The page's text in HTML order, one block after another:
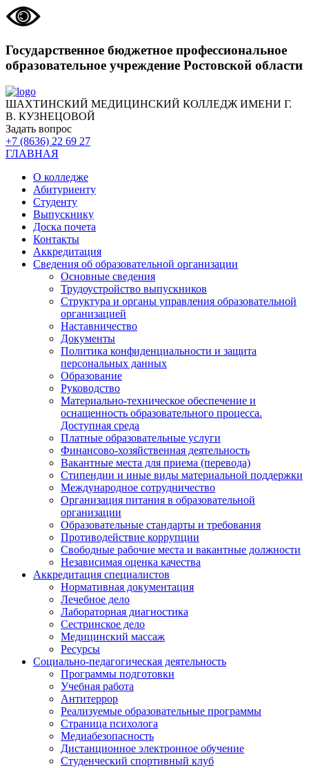
Государственное бюджетное профессиональное
образовательное учреждение Ростовской области
ШАХТИНСКИЙ МЕДИЦИНСКИЙ КОЛЛЕДЖ ИМЕНИ Г.
В. КУЗНЕЦОВОЙ
Задать вопрос
+7 (8636) 22 69 27
ГЛАВНАЯ
О колледже
Абитуриенту
Студенту
Выпускнику
Доска почета
Контакты
Аккредитация
Сведения об образовательной организации
Основные сведения
Трудоустройство выпускников
Структура и органы управления образовательной
организацией
Наставничество
Документы
Политика конфиденциальности и защита
персональных данных
Образование
Руководство
Материально-техническое обеспечение и
оснащенность образовательного процесса.
Доступная среда
Платные образовательные услуги
Финансово-хозяйственная деятельность
Вакантные места для приема (перевода)
Стипендии и иные виды материальной поддержки
Международное сотрудничество
Организация питания в образовательной
организации
Образовательные стандарты и требования
Противодействие коррупции
Свободные рабочие места и вакантные должности
Независимая оценка качества
Аккредитация специалистов
Нормативная документация
Лечебное дело
Лабораторная диагностика
Сестринское дело
Медицинский массаж
Ресурсы
Социально-педагогическая деятельность
Программы подготовки
Учебная работа
Антитеррор
Реализуемые образовательные программы
Страница психолога
Медиабезопасность
Дистанционное электронное обучение
Студенческий спортивный клуб